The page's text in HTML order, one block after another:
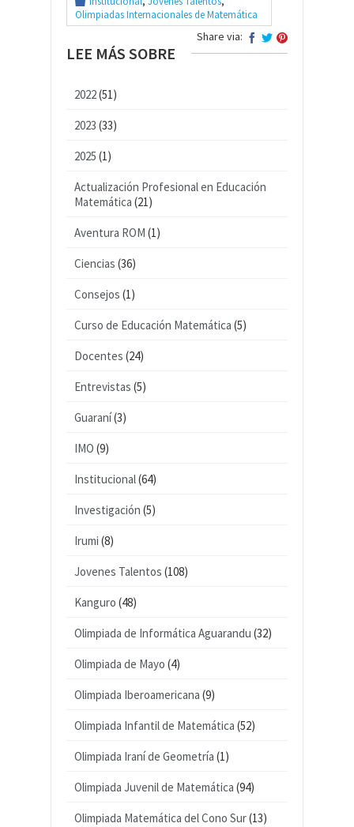
Olimpiadas Internacionales de Matemática
Share via:
LEE MÁS SOBRE
2022(51)
2023 (33)
2025 (1)
Actualización Profesional en Educación
Matemática (21)
Aventura ROM (1)
Ciencias (36)
Consejos (1)
Curso de Educación Matemática (5)
Docentes (24)
Entrevistas (5)
Guaraní(3)
IMO (9)
Institucional(64)
Investigación (5)
Irumi (8)
Jovenes Talentos (108)
Kanguro (48)
Olimpiada de Informática Aguarandu (32)
Olimpiada de Mayo (4)
Olimpiada Iberoamericana (9)
Olimpiada Infantil de Matemática (52)
Olimpiada Iraní de Geometría (1)
Olimpiada Juvenil de Matemática (94)
Olimpiada Matemática del Cono Sur(13)